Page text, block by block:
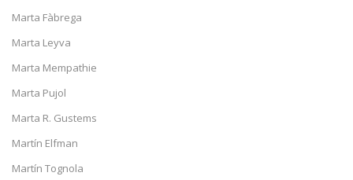
Marta Fàbrega
Marta Leyva
Marta Mempathie
Marta Pujol
Marta R. Gustems
Martín Elfman
Martín Tognola